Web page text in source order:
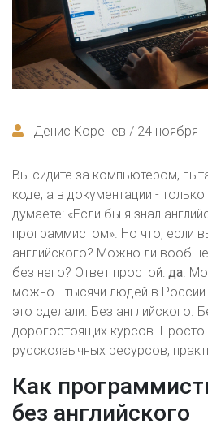
Денис Коренев / 24 ноября
Вы сидите за компьютером,
коде, а в документации -
думаете: «Если бы я знал
программистом». Но что, если
английского? Можно ли
без него? Ответ простой: да.
можно - тысячи людей в
это сделали. Без английского.
дорогостоящих курсов.
русскоязычных ресурсов,
Как
без английского